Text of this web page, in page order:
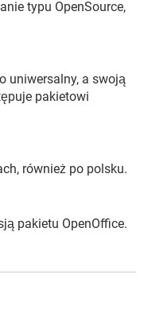
typu OpenSource,
uniwersalny, a swoją
pakietowi
również po polsku.
pakietu OpenOffice.